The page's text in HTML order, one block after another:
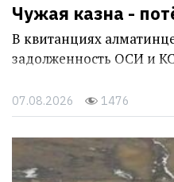
Чужая казна -
В квитанциях
задолженность ОСИ и
07.08.2026 1476